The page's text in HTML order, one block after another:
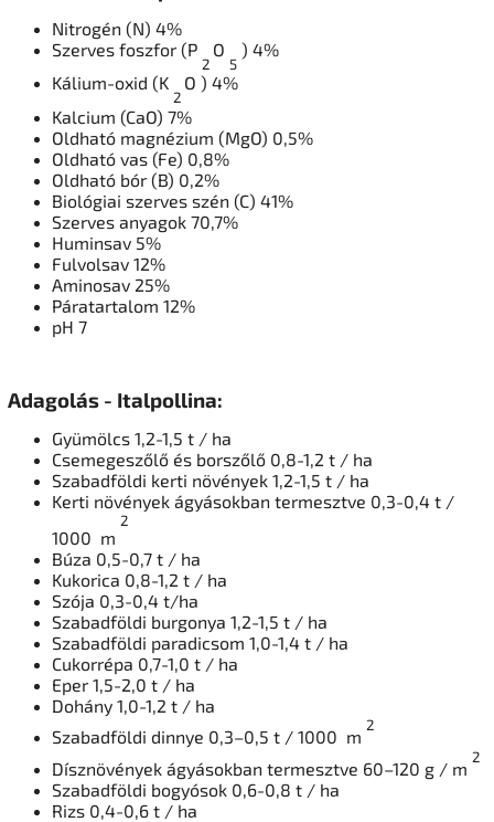
Nitrogén (N) 4%
Szerves foszfor (P
2
O
5
) 4%
Kálium-oxid (K
2
O ) 4%
Kalcium (CaO) 7%
Oldható magnézium (MgO) 0,5%
Oldható vas (Fe) 0,8%
Oldható bór (B) 0,2%
Biológiai szerves szén (C) 41%
Szerves anyagok 70,7%
Huminsav 5%
Fulvolsav 12%
Aminosav 25%
Páratartalom 12%
pH 7
Adagolás - Italpollina:
Gyümölcs 1,2-1,5 t / ha
Csemegeszőlő és borszőlő 0,8-1,2 t / ha
Szabadföldi kerti növények 1,2-1,5 t / ha
Kerti növények ágyásokban termesztve 0,3-0,4 t /
1000 m
2
Búza 0,5-0,7 t / ha
Kukorica 0,8-1,2 t / ha
Szója 0,3-0,4 t/ha
Szabadföldi burgonya 1,2-1,5 t / ha
Szabadföldi paradicsom 1,0-1,4 t / ha
Cukorrépa 0,7-1,0 t / ha
Eper 1,5-2,0 t / ha
Dohány 1,0-1,2 t / ha
Szabadföldi dinnye 0,3–0,5 t / 1000 m
2
Dísznövények ágyásokban termesztve 60–120 g / m
2
Szabadföldi bogyósok 0,6-0,8 t / ha
Rizs 0,4-0,6 t / ha